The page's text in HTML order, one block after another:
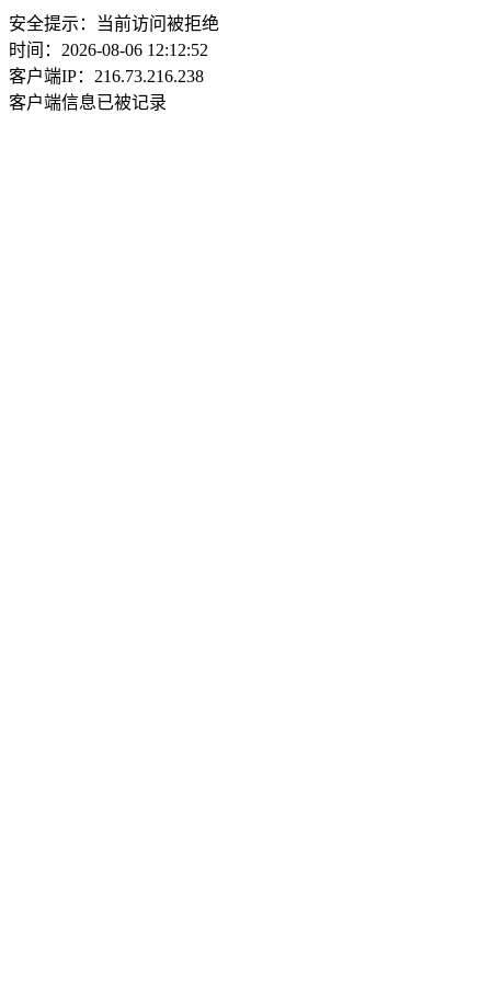
安全提示：当前访问被拒绝
时间：2026-08-06 12:12:52
客户端IP：216.73.216.238
客户端信息已被记录